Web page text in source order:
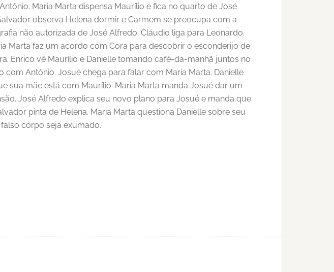
Maria Marta dispensa Maurílio e fica no quarto de José
observa Helena dormir e Carmem se preocupa com a
não autorizada de José Alfredo. Cláudio liga para Leonardo.
Marta faz um acordo com Cora para descobrir o esconderijo de
Enrico vê Maurílio e Danielle tomando café-da-manhã juntos no
Antônio. Josué chega para falar com Maria Marta. Danielle
sua mãe está com Maurílio. Maria Marta manda Josué dar um
José Alfredo explica seu novo plano para Josué e manda que
pinta de Helena. Maria Marta questiona Danielle sobre seu
corpo seja exumado.